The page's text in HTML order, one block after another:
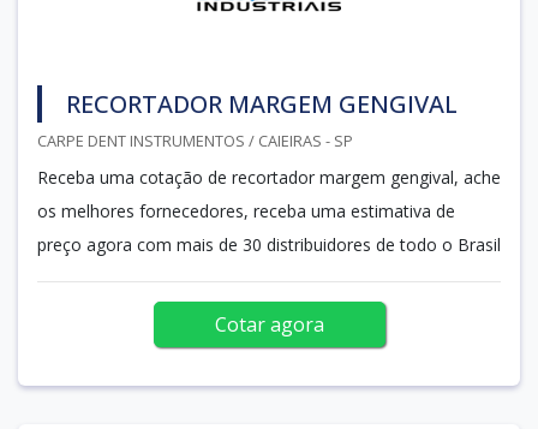
RECORTADOR MARGEM GENGIVAL
CARPE DENT INSTRUMENTOS / CAIEIRAS - SP
Receba uma cotação de recortador margem gengival, ache
os melhores fornecedores, receba uma estimativa de
preço agora com mais de 30 distribuidores de todo o Brasil
Cotar agora